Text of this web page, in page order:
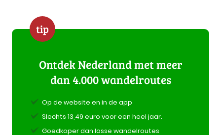
tip
Ontdek Nederland met meer
dan 4.000 wandelroutes
Op de website en in de app
Slechts 13,49 euro voor een heel jaar.
Goedkoper dan losse wandelroutes